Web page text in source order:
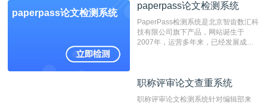
非。其次，相对于知网而言，万方检测
重的推荐系统。
paperpass论文检测系统
paperpass论文检测系统
PaperPass检测系统是北京智齿数汇科
技有限公司旗下产品，网站诞生于
2007年，运营多年来，已经发展成为
检测速度快、精度高，市场反映良好。
职称评审论文查重系统
职称评审论文检测系统针对编辑部来